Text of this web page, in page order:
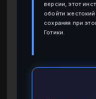
версии, этот
обойти жестокий
сохраняя при
Готики.